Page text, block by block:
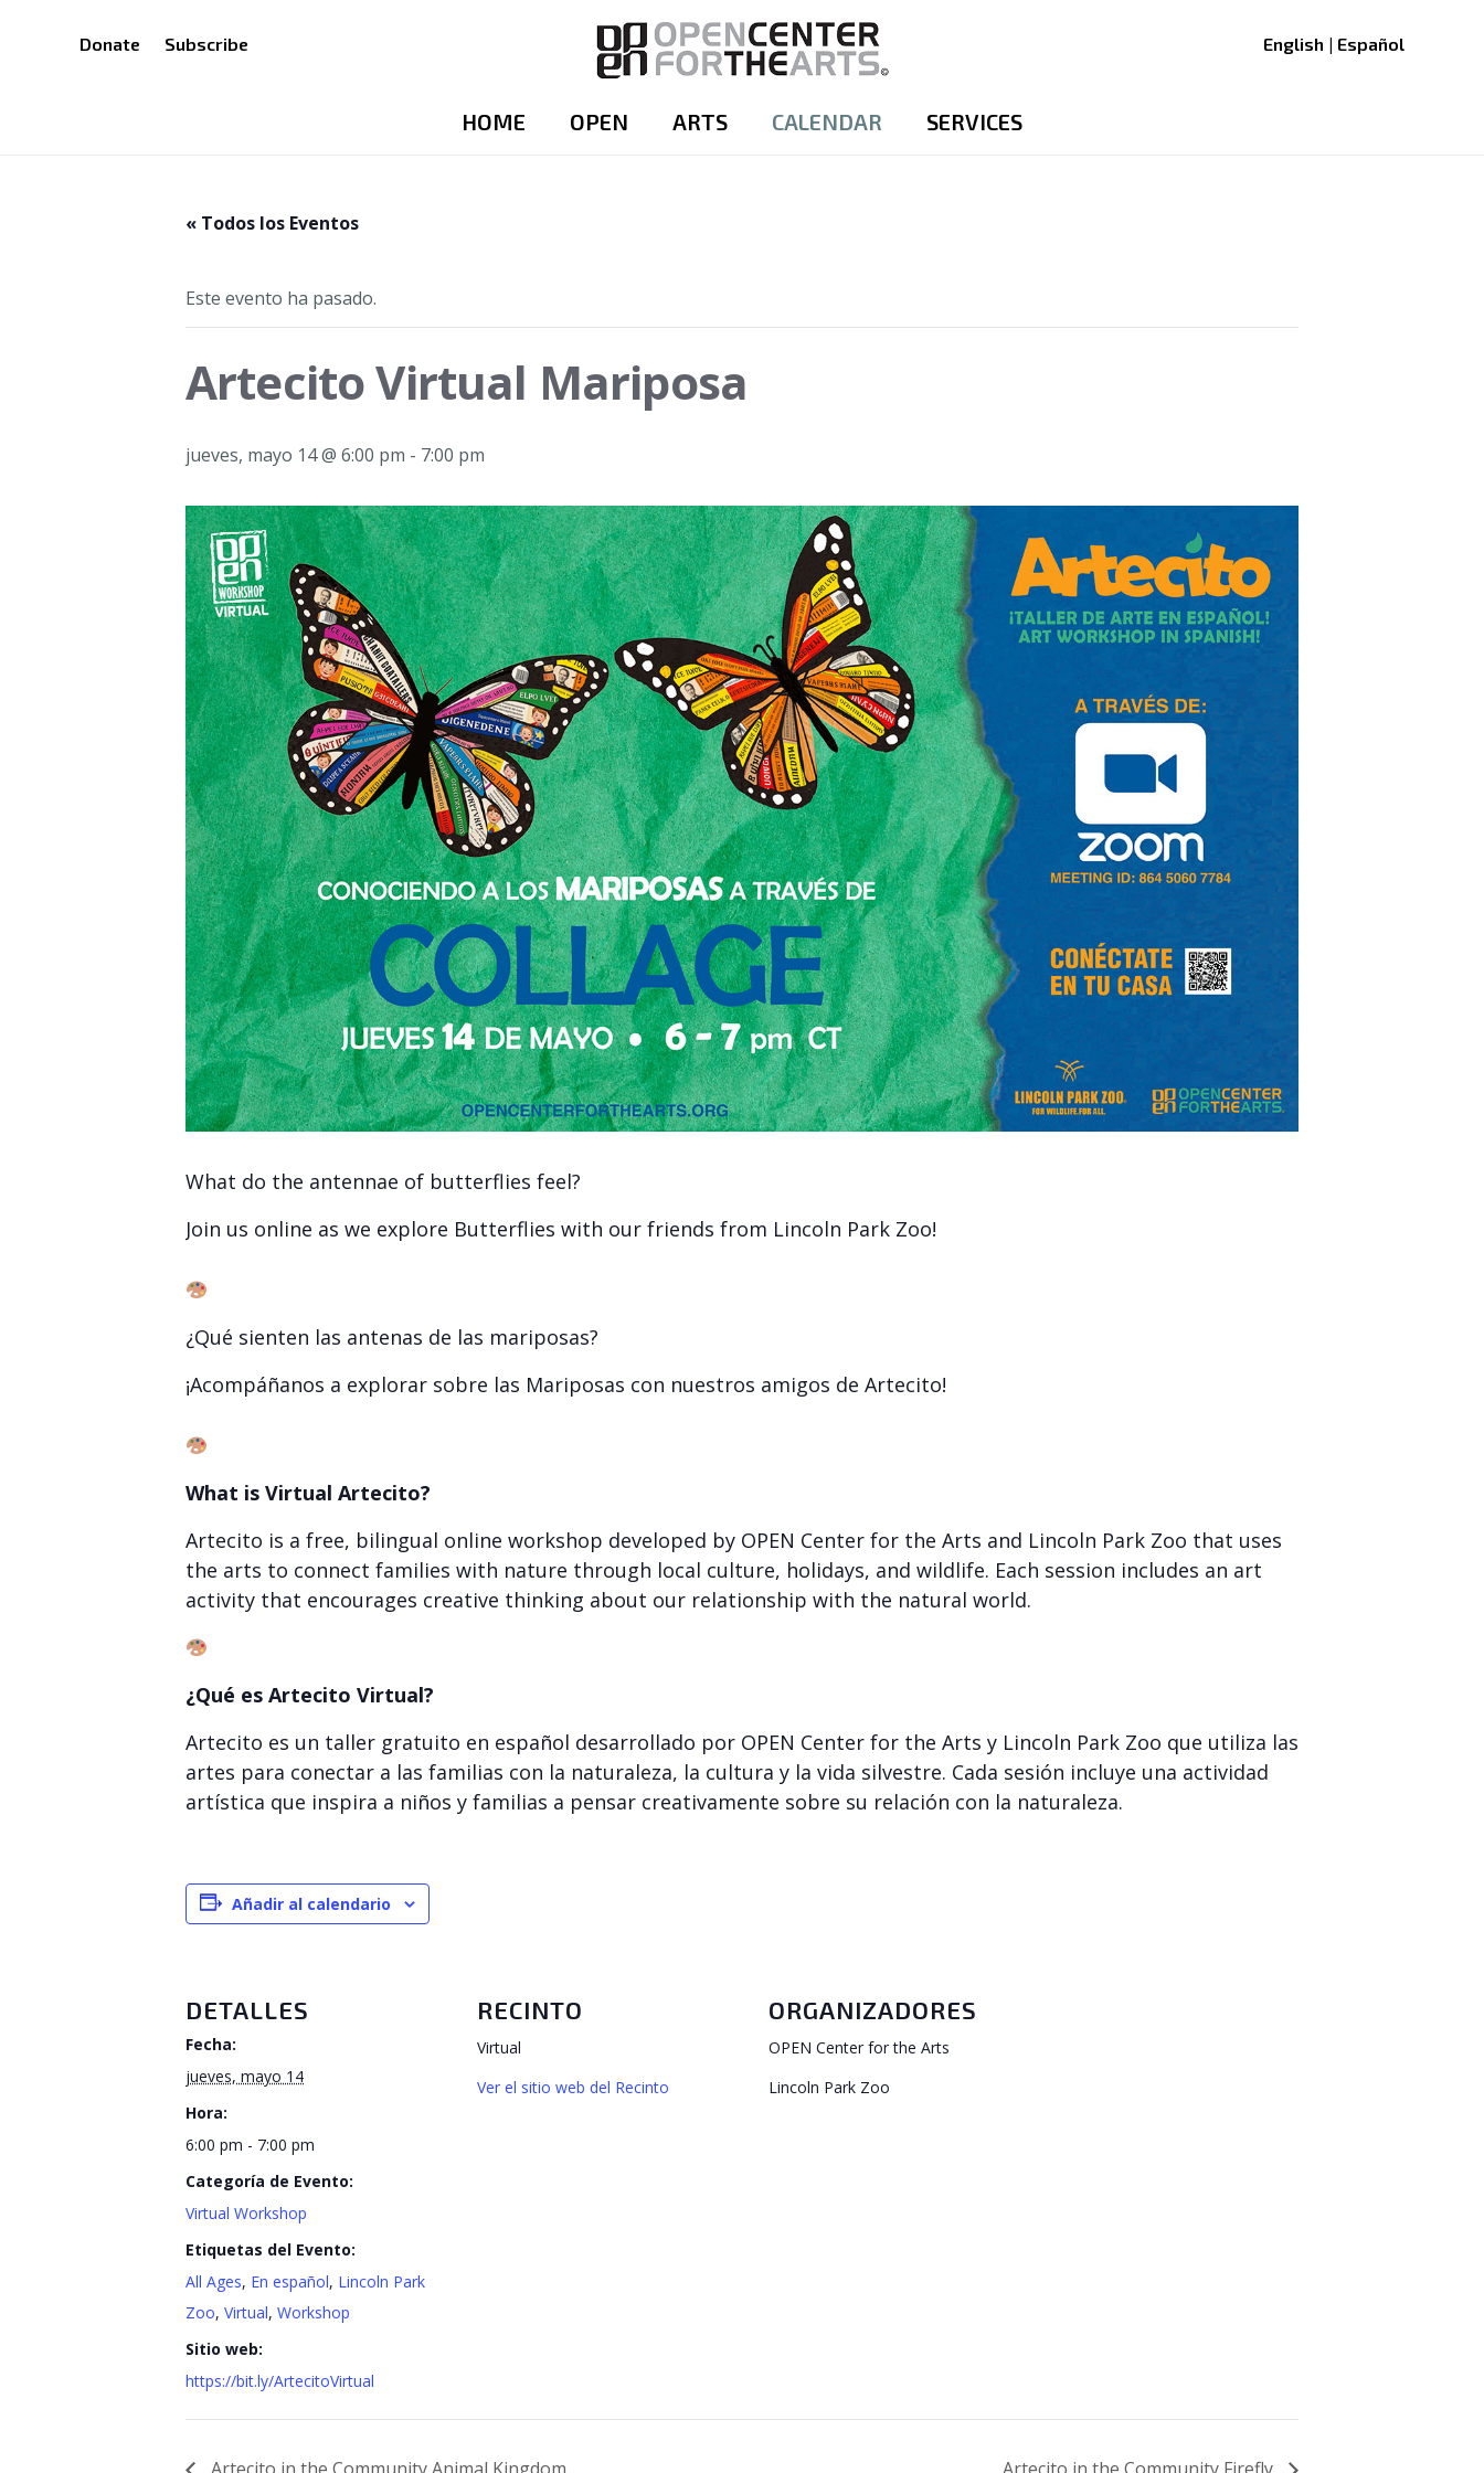
Donate Subscribe English | Español
HOME OPEN ARTS CALENDAR SERVICES
« Todos los Eventos
Este evento ha pasado.
Artecito Virtual Mariposa
jueves, mayo 14 @ 6:00 pm - 7:00 pm
What do the antennae of butterflies feel?
Join us online as we explore Butterflies with our friends from Lincoln Park Zoo!
¿Qué sienten las antenas de las mariposas?
¡Acompáñanos a explorar sobre las Mariposas con nuestros amigos de Artecito!
What is Virtual Artecito?
Artecito is a free, bilingual online workshop developed by OPEN Center for the Arts and Lincoln Park Zoo that uses
the arts to connect families with nature through local culture, holidays, and wildlife. Each session includes an art
activity that encourages creative thinking about our relationship with the natural world.
¿Qué es Artecito Virtual?
Artecito es un taller gratuito en español desarrollado por OPEN Center for the Arts y Lincoln Park Zoo que utiliza las
artes para conectar a las familias con la naturaleza, la cultura y la vida silvestre. Cada sesión incluye una actividad
artística que inspira a niños y familias a pensar creativamente sobre su relación con la naturaleza.
Añadir al calendario
DETALLES
Fecha:
jueves, mayo 14
Hora:
6:00 pm - 7:00 pm
Categoría de Evento:
Virtual Workshop
Etiquetas del Evento:
All Ages, En español, Lincoln Park
Zoo, Virtual, Workshop
Sitio web:
https://bit.ly/ArtecitoVirtual
RECINTO
Virtual
Ver el sitio web del Recinto
ORGANIZADORES
OPEN Center for the Arts
Lincoln Park Zoo